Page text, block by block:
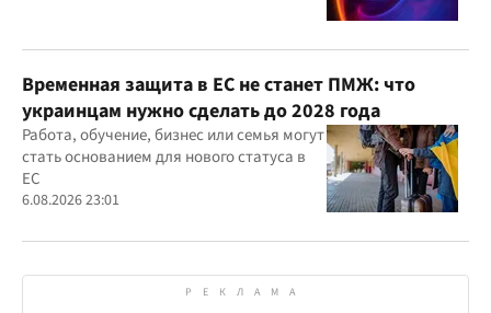
Временная защита в ЕС не станет ПМЖ: что
украинцам нужно сделать до 2028 года
Работа, обучение, бизнес или семья могут
стать основанием для нового статуса в
ЕС
6.08.2026 23:01